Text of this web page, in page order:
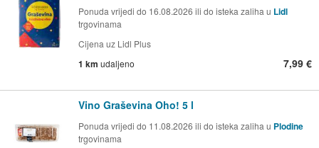
Ponuda vrijedi do 16.08.2026 ili do isteka zaliha u Lidl
trgovinama
Cijena uz Lidl Plus
1 km udaljeno 7,99 €
Vino Graševina Oho! 5 l
Ponuda vrijedi do 11.08.2026 ili do isteka zaliha u Plodine
trgovinama